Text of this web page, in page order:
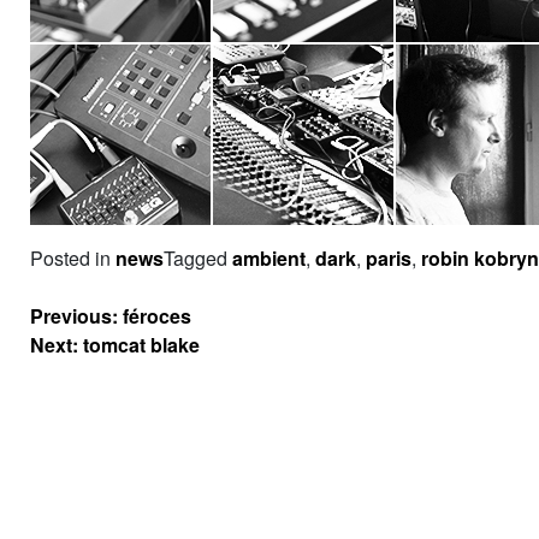
Posted in newsTagged ambient, dark, paris, robin
Navigation
de
l’article
Previous: féroces
Next: tomcat blake